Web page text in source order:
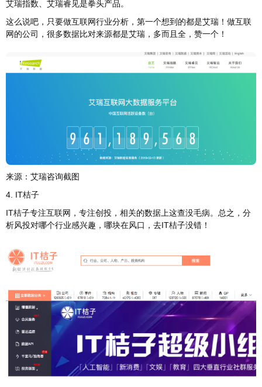
艾瑞指数、艾瑞睿见是拳头产品。
这么说吧，只要做互联网行业分析，第一个想到的都是艾瑞！做互联
网的公司，很多数据比对来源都是艾瑞，多而且全，赞一个！
来源：艾瑞咨询截图
4. IT桔子
IT桔子专注互联网，专注创投，相关的数据上这查没毛病。总之，分
析风投对哪个行业感兴趣，哪块在风口，去IT桔子没错！